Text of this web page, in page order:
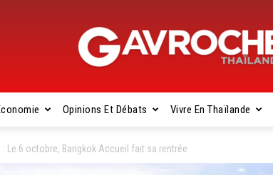
Gavroche
Opinions Et Débats Vivre En Thaïlande
: Le 6 octobre, Bangkok Accueil fait sa rentrée